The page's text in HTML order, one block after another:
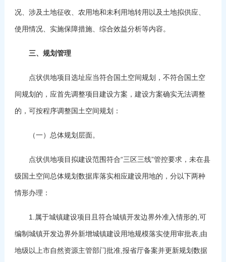
况、涉及土地征收、农用地和未利用地转用以及土地拟供应、
使用情况、实施保障措施、综合效益分析等内容。
三、规划管理
点状供地项目选址应当符合国土空间规划，不符合国土空
间规划的，应首先调整项目建设方案，建设方案确实无法调整
的，可按程序调整国土空间规划：
（一）总体规划层面。
点状供地项目拟建设范围符合“三区三线”管控要求，未在县
级国土空间总体规划数据库落实相应建设用地的，分以下两种
情形办理：
1.属于城镇建设项目且符合城镇开发边界外准入情形的,可
编制城镇开发边界外新增城镇建设用地规模落实使用审批表,由
地级以上市自然资源主管部门批准,报省厅备案并更新规划数据